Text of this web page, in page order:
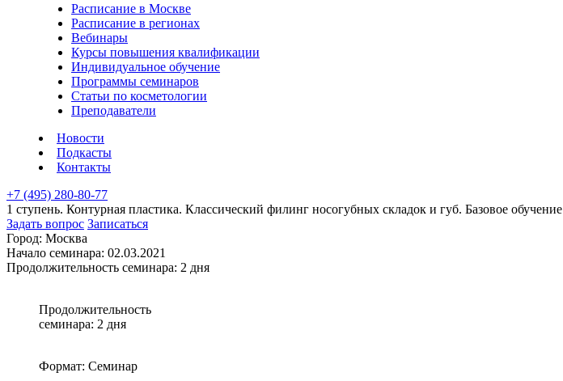
Расписание в Москве
Расписание в регионах
Вебинары
Курсы повышения квалификации
Индивидуальное обучение
Программы семинаров
Статьи по косметологии
Преподаватели
Новости
Подкасты
Контакты
+7 (495) 280-80-77
1 ступень. Контурная пластика. Классический филинг носогубных складок и губ. Базовое обучение
Задать вопрос Записаться
Город: Москва
Начало семинара: 02.03.2021
Продолжительность семинара: 2 дня
Продолжительность
семинара: 2 дня
Формат: Семинар